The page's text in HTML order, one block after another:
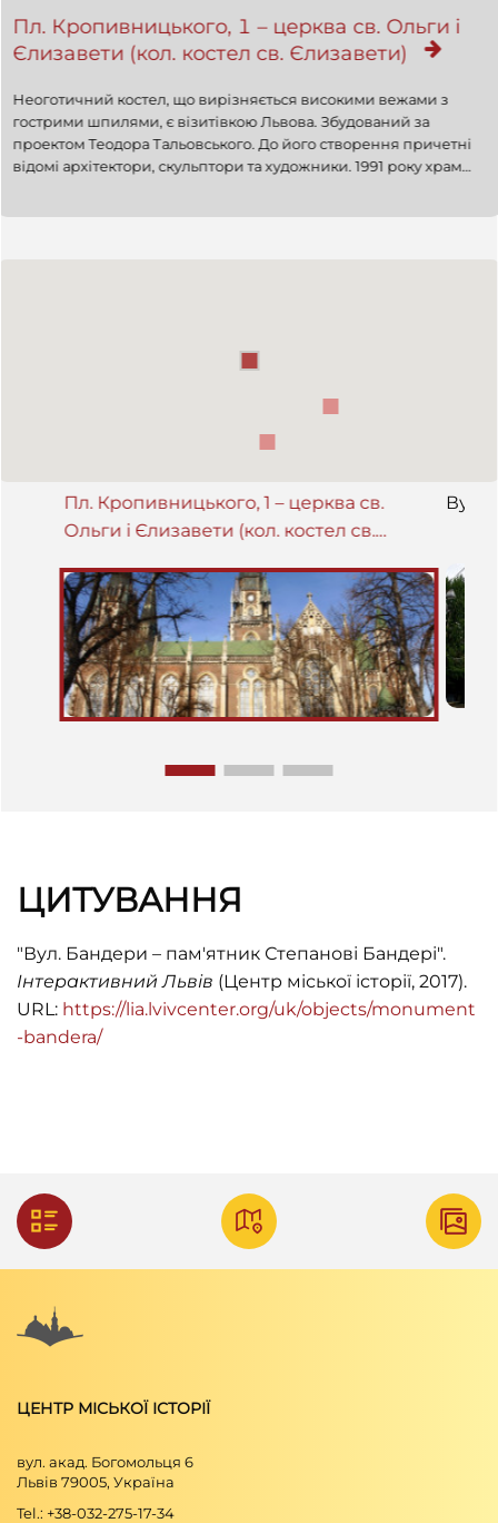
Пл. Кропивницького, 1 – церква св. Ольги і
Єлизавети (кол. костел св. Єлизавети)
Неоготичний костел, що вирізняється високими вежами з
гострими шпилями, є візитівкою Львова. Збудований за
проектом Теодора Тальовського. До його створення причетні
відомі архітектори, скульптори та художники. 1991 року храм
Пл. Кропивницького, 1 – церква св.
Ольги і Єлизавети (кол. костел св.
Вул.
ЦИТУВАННЯ
"Вул. Бандери – пам'ятник Степанові Бандері".
Інтерактивний Львів (Центр міської історії, 2017).
URL: https://lia.lvivcenter.org/uk/objects/monument
-bandera/
ЦЕНТР МІСЬКОЇ ІСТОРІЇ
вул. акад. Богомольця 6
Львів 79005, Україна
Tel.: +38-032-275-17-34